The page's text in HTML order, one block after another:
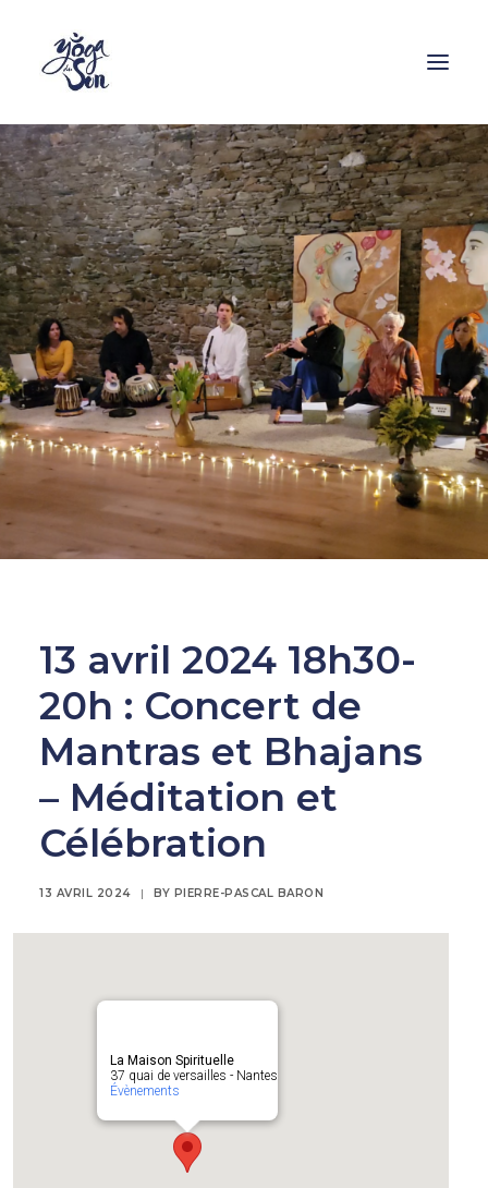
Formations
Stages
Cours
Ressources
Enseignants
Contact
13 avril 2024 18h30-
20h : Concert de
Mantras et Bhajans
– Méditation et
Célébration
13 AVRIL 2024 | BY PIERRE-PASCAL BARON
La Maison Spirituelle
37 quai de versailles - Nantes
Évènements